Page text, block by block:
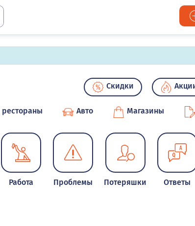
Скидки
Авто Магазины
Работа Проблемы Потеряшки Ответы